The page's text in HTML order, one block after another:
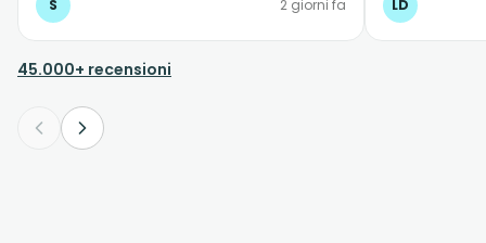
S 2 giorni fa LD
45.000+ recensioni